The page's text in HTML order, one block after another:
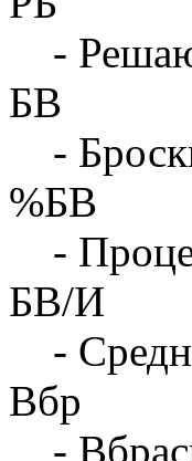
-
БВ
-
%БВ
-
БВ/И
-
Вбр
-